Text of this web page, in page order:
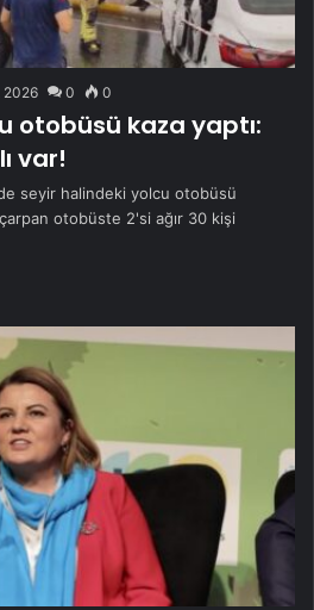
2026 0 0
otobüsü kaza yaptı:
var!
seyir halindeki yolcu otobüsü
otobüste 2'si ağır 30 kişi